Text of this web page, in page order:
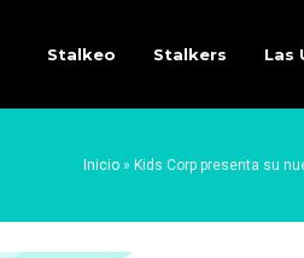
Stalkeo Stalkers Las
Inicio » Kids Corp presenta su